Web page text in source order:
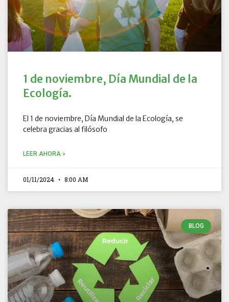
1 de noviembre, Día Mundial de la
Ecología.
El 1 de noviembre, Día Mundial de la Ecología, se
celebra gracias al filósofo
LEER AHORA »
01/11/2024 8:00 AM
BLOG